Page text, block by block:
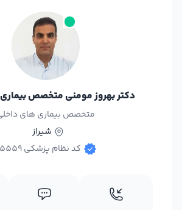
دکتر بهروز مومنی متخصص
متخصص بیماری های
شیراز
کد نظام پزشکی 65559